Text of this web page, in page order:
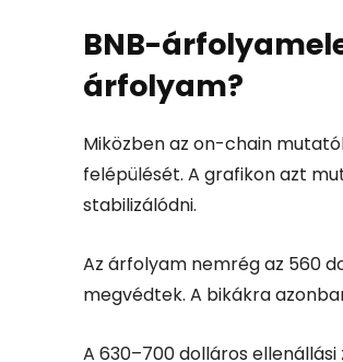
BNB-
árfolyam?
Miközben az on-chain
felépülését. A grafikon azt
stabilizálódni.
Az árfolyam nemrég az 560
megvédtek. A bikákra
A 630–700 dolláros